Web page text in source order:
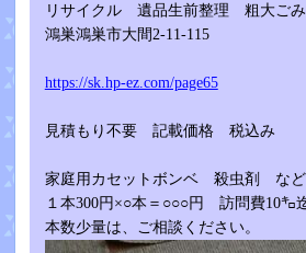
リサイクル 遺品生前整理 粗大ごみ
鴻巣鴻巣市大間2-11-115
https://sk.hp-ez.com/page65
見積もり不要 記載価格 税込み
家庭用カセットボンベ 殺虫剤 など
１本300円×○本＝○○○円 訪問費10㌔
本数少量は、ご相談ください。